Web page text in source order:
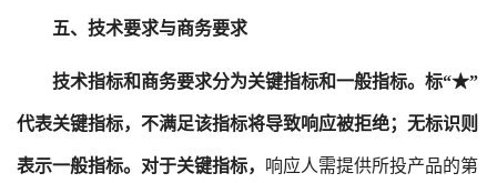
五、技术要求与商务要求
技术指标和商务要求分为关键指标和一般指标。标“★”
代表关键指标，不满足该指标将导致响应被拒绝；无标识则
表示一般指标。对于关键指标， 响应人需提供所投产品的第